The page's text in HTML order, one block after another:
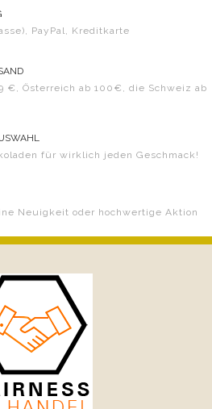
PayPal, Kreditkarte
€, Österreich ab 100€, die Schweiz ab
für wirklich jeden Geschmack!
Neuigkeit oder hochwertige Aktion